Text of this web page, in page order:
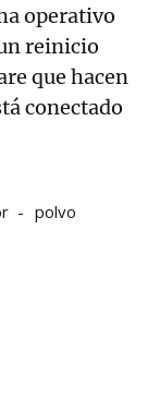
operativo
reinicio
que hacen
conectado
polvo